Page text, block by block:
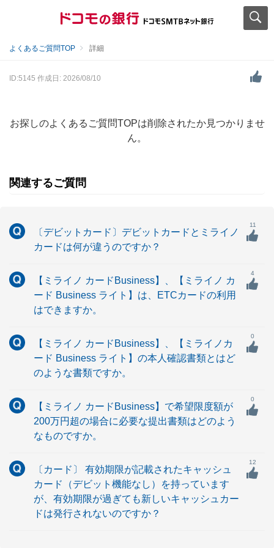
よくあるご質問TOP 詳細
ID:5145 作成日: 2026/08/10
お探しのよくあるご質問TOPは削除されたか見つかりませ
ん。
関連するご質問
〔デビットカード〕デビットカードとミライノ
カードは何が違うのですか？
11
【ミライノ カードBusiness】、【ミライノ カ
ード Business ライト】は、ETCカードの利用
はできますか。
4
【ミライノ カードBusiness】、【ミライノカ
ード Business ライト】の本人確認書類とはど
のような書類ですか。
0
【ミライノ カードBusiness】で希望限度額が
200万円超の場合に必要な提出書類はどのよう
なものですか。
0
〔カード〕 有効期限が記載されたキャッシュ
カード（デビット機能なし）を持っています
が、有効期限が過ぎても新しいキャッシュカー
ドは発行されないのですか？
12